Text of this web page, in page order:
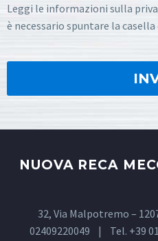
Leggi le informazioni sulla
è necessario spuntare la
NUOVA RECA
32, Via Malpotremo –
02409220049 | Tel. +39